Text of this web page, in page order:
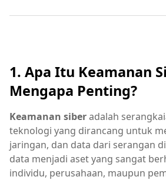
1. Apa Itu Keamanan
Mengapa Penting?
Keamanan siberadalah
teknologi yang dirancang untuk
jaringan, dan data dari serangan
data menjadi aset yang sangat
individu, perusahaan, maupun